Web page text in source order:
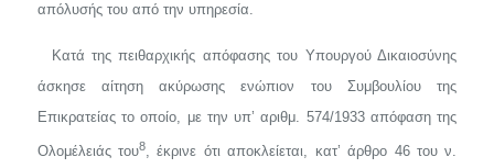
απόλυσής του από την υπηρεσία.
Κατά της πειθαρχικής απόφασης του Υπουργού Δικαιοσύνης
άσκη­σε αίτηση ακύρωσης ενώπιον του Συμβουλίου της
Επικρατείας το οποίο, με την υπ’ αριθμ. 574/1933 απόφαση της
Ολομέλειάς του8, έκρινε ότι αποκλείεται, κατ’ άρθρο 46 του ν.